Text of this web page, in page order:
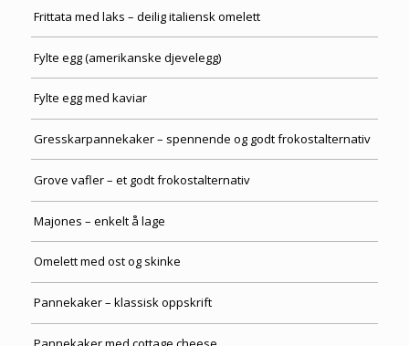
Frittata med laks – deilig italiensk omelett
Fylte egg (amerikanske djevelegg)
Fylte egg med kaviar
Gresskarpannekaker – spennende og godt frokostalternativ
Grove vafler – et godt frokostalternativ
Majones – enkelt å lage
Omelett med ost og skinke
Pannekaker – klassisk oppskrift